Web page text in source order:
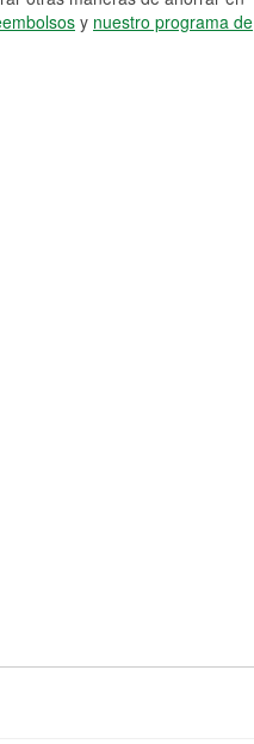
y nuestro programa de